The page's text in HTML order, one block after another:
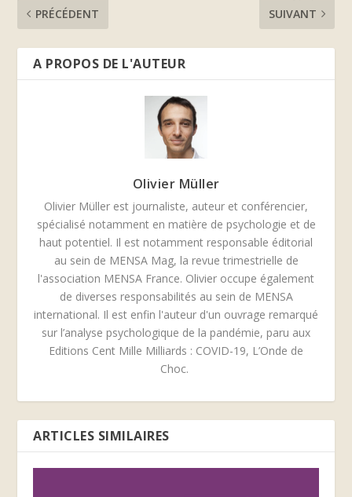
PRÉCÉDENT
SUIVANT
A PROPOS DE L'AUTEUR
Olivier Müller
Olivier Müller est journaliste, auteur et conférencier,
spécialisé notamment en matière de psychologie et de
haut potentiel. Il est notamment responsable éditorial
au sein de MENSA Mag, la revue trimestrielle de
l'association MENSA France. Olivier occupe également
de diverses responsabilités au sein de MENSA
international. Il est enfin l'auteur d'un ouvrage remarqué
sur l’analyse psychologique de la pandémie, paru aux
Editions Cent Mille Milliards : COVID-19, L’Onde de
Choc.
ARTICLES SIMILAIRES